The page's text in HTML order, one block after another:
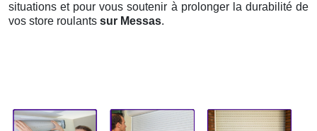
situations et pour vous soutenir à prolonger la durabilité de
vos store roulants sur Messas.